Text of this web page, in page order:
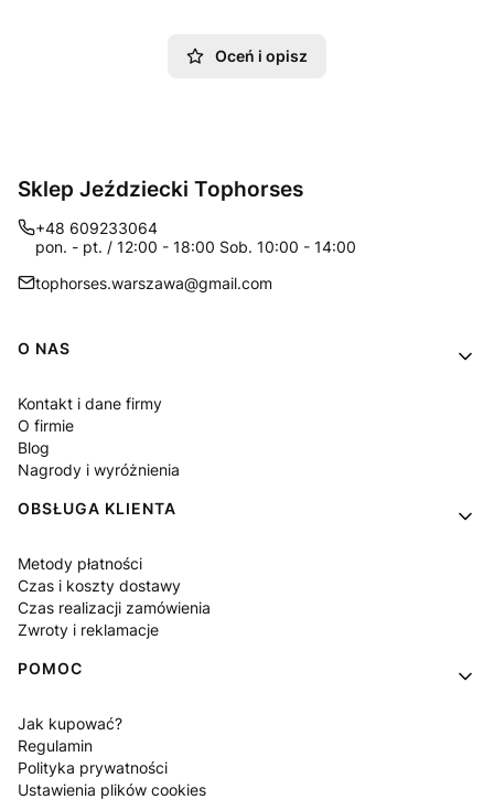
Oceń i opisz
Sklep Jeździecki Tophorses
+48 609233064
pon. - pt. / 12:00 - 18:00 Sob. 10:00 - 14:00
tophorses.warszawa@gmail.com
Linki w stopce
O NAS
Kontakt i dane firmy
O firmie
Blog
Nagrody i wyróżnienia
OBSŁUGA KLIENTA
Metody płatności
Czas i koszty dostawy
Czas realizacji zamówienia
Zwroty i reklamacje
POMOC
Jak kupować?
Regulamin
Polityka prywatności
Ustawienia plików cookies